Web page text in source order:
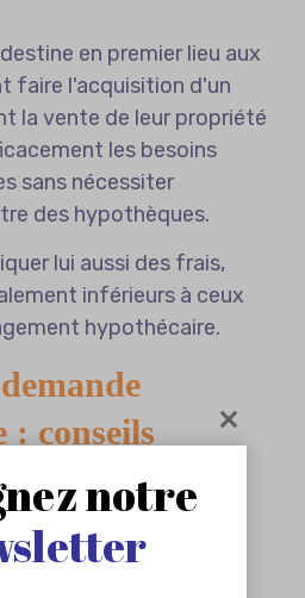
en premier lieu aux
faire l'acquisition d'un
la vente de leur propriété
les besoins
sans nécessiter
des hypothèques.
lui aussi des frais,
inférieurs à ceux
hypothécaire.
: conseils
son bien
la
notre